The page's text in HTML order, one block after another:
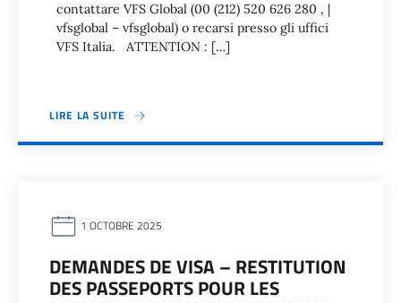
contattare VFS Global (00 (212) 520 626 280 , |
vfsglobal – vfsglobal) o recarsi presso gli uffici
VFS Italia. ATTENTION : […]
LIRE LA SUITE
1 OCTOBRE 2025
DEMANDES DE VISA – RESTITUTION
DES PASSEPORTS POUR LES